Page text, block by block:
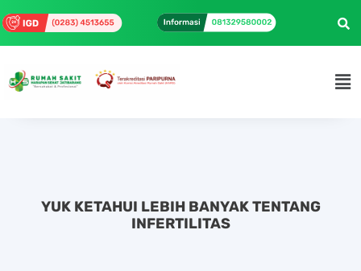
YUK KETAHUI LEBIH BANYAK TENTANG
INFERTILITAS